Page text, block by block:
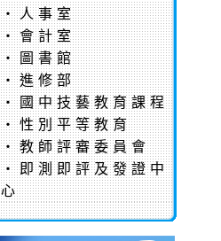
‧人事室
‧會計室
‧圖書館
‧進修部
‧國中技藝教育課程
‧性別平等教育
‧教師評審委員會
‧即測即評及發證中
心